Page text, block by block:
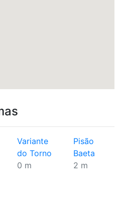
Variante
do Torno
0 m
Pisão
Baeta
2 m